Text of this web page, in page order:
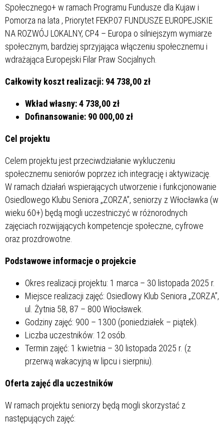
Społecznego+ w ramach Programu Fundusze dla Kujaw i
Pomorza na lata , Priorytet FEKP.07 FUNDUSZE EUROPEJSKIE
NA ROZWÓJ LOKALNY, CP4 – Europa o silniejszym wymiarze
społecznym, bardziej sprzyjająca włączeniu społecznemu i
wdrażająca Europejski Filar Praw Socjalnych.
Całkowity koszt realizacji: 94 738,00 zł
Wkład własny: 4 738,00 zł
Dofinansowanie: 90 000,00 zł
Cel projektu
Celem projektu jest przeciwdziałanie wykluczeniu
społecznemu seniorów poprzez ich integrację i aktywizację.
W ramach działań wspierających utworzenie i funkcjonowanie
Osiedlowego Klubu Seniora „ZORZA”, seniorzy z Włocławka (w
wieku 60+) będą mogli uczestniczyć w różnorodnych
zajęciach rozwijających kompetencje społeczne, cyfrowe
oraz prozdrowotne.
Podstawowe informacje o projekcie
Okres realizacji projektu: 1 marca – 30 listopada 2025 r.
Miejsce realizacji zajęć: Osiedlowy Klub Seniora „ZORZA”,
ul. Żytnia 58, 87 – 800 Włocławek.
Godziny zajęć: 900 – 1300 (poniedziałek – piątek).
Liczba uczestników: 12 osób.
Termin zajęć: 1 kwietnia – 30 listopada 2025 r. (z
przerwą wakacyjną w lipcu i sierpniu).
Oferta zajęć dla uczestników
W ramach projektu seniorzy będą mogli skorzystać z
następujących zajęć: